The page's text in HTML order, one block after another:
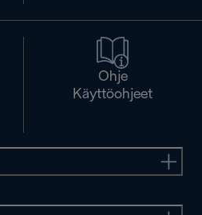
Ohje
Käyttöohjeet